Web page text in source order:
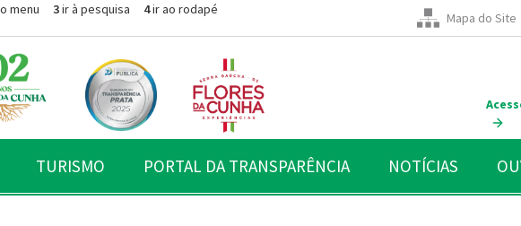
menu 3ir à pesquisa 4ir ao rodapé
Mapa do Site
TURISMO PORTAL DA TRANSPARÊNCIA NOTÍCIAS